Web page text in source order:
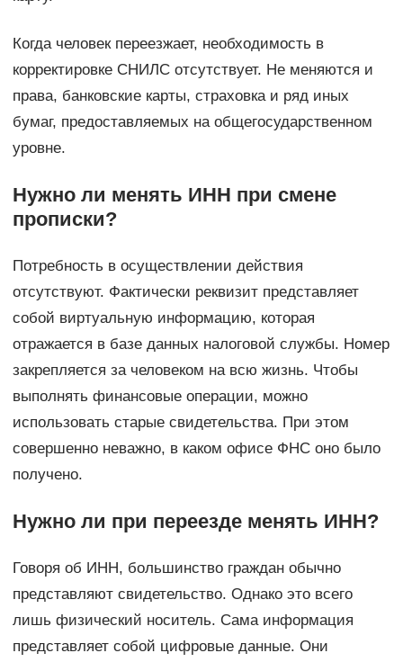
Когда человек переезжает, необходимость в
корректировке СНИЛС отсутствует. Не меняются и
права, банковские карты, страховка и ряд иных
бумаг, предоставляемых на общегосударственном
уровне.
Нужно ли менять ИНН при смене
прописки?
Потребность в осуществлении действия
отсутствуют. Фактически реквизит представляет
собой виртуальную информацию, которая
отражается в базе данных налоговой службы. Номер
закрепляется за человеком на всю жизнь. Чтобы
выполнять финансовые операции, можно
использовать старые свидетельства. При этом
совершенно неважно, в каком офисе ФНС оно было
получено.
Нужно ли при переезде менять ИНН?
Говоря об ИНН, большинство граждан обычно
представляют свидетельство. Однако это всего
лишь физический носитель. Сама информация
представляет собой цифровые данные. Они